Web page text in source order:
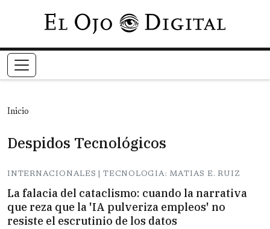
Pasar al contenido principal
Inicio
Despidos Tecnológicos
INTERNACIONALES | TECNOLOGIA: MATIAS E. RUIZ
La falacia del cataclismo: cuando la narrativa
que reza que la 'IA pulveriza empleos' no
resiste el escrutinio de los datos